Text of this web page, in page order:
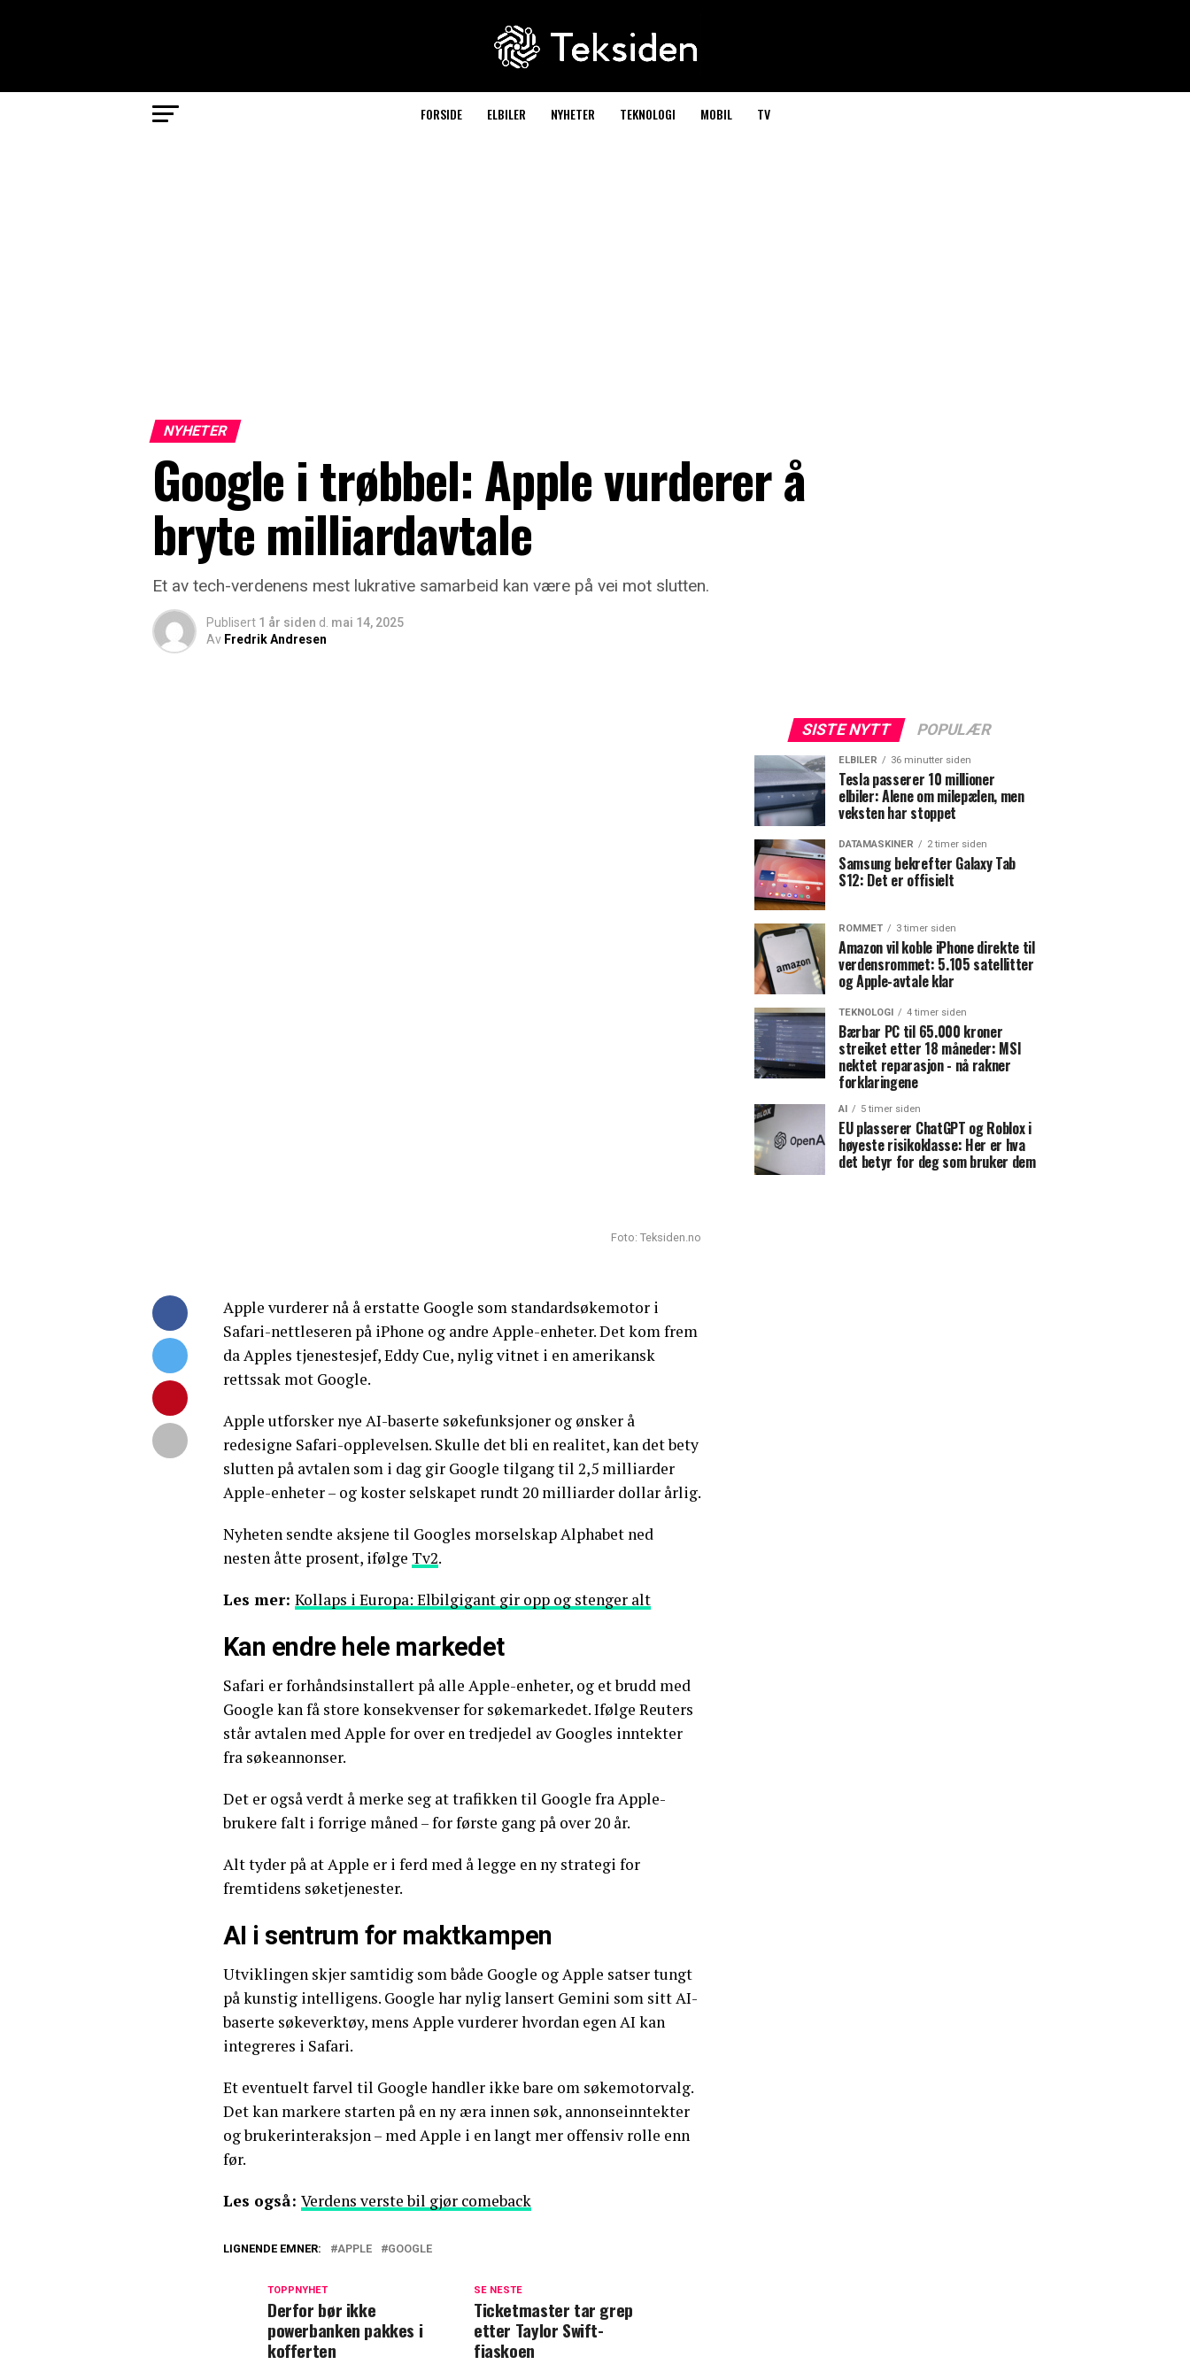
FORSIDE ELBILER NYHETER TEKNOLOGI MOBIL TV
NYHETER
Google i trøbbel: Apple vurderer å
bryte milliardavtale
Et av tech-verdenens mest lukrative samarbeid kan være på vei mot slutten.
Publisert 1 år siden d. mai 14, 2025
Av Fredrik Andresen
Foto: Teksiden.no
Apple vurderer nå å erstatte Google som standardsøkemotor i
Safari-nettleseren på iPhone og andre Apple-enheter. Det kom frem
da Apples tjenestesjef, Eddy Cue, nylig vitnet i en amerikansk
rettssak mot Google.
Apple utforsker nye AI-baserte søkefunksjoner og ønsker å
redesigne Safari-opplevelsen. Skulle det bli en realitet, kan det bety
slutten på avtalen som i dag gir Google tilgang til 2,5 milliarder
Apple-enheter – og koster selskapet rundt 20 milliarder dollar årlig.
Nyheten sendte aksjene til Googles morselskap Alphabet ned
nesten åtte prosent, ifølge Tv2.
Les mer: Kollaps i Europa: Elbilgigant gir opp og stenger alt
Kan endre hele markedet
Safari er forhåndsinstallert på alle Apple-enheter, og et brudd med
Google kan få store konsekvenser for søkemarkedet. Ifølge Reuters
står avtalen med Apple for over en tredjedel av Googles inntekter
fra søkeannonser.
Det er også verdt å merke seg at trafikken til Google fra Apple-
brukere falt i forrige måned – for første gang på over 20 år.
Alt tyder på at Apple er i ferd med å legge en ny strategi for
fremtidens søketjenester.
AI i sentrum for maktkampen
Utviklingen skjer samtidig som både Google og Apple satser tungt
på kunstig intelligens. Google har nylig lansert Gemini som sitt AI-
baserte søkeverktøy, mens Apple vurderer hvordan egen AI kan
integreres i Safari.
Et eventuelt farvel til Google handler ikke bare om søkemotorvalg.
Det kan markere starten på en ny æra innen søk, annonseinntekter
og brukerinteraksjon – med Apple i en langt mer offensiv rolle enn
før.
Les også: Verdens verste bil gjør comeback
LIGNENDE EMNER: APPLE GOOGLE
SE NESTE
Ticketmaster tar grep
etter Taylor Swift-
fiaskoen
TOPPNYHET
Derfor bør ikke
powerbanken pakkes i
kofferten
SISTE NYTT POPULÆR
ELBILER 36 minutter siden
Tesla passerer 10 millioner
elbiler: Alene om milepælen, men
veksten har stoppet
DATAMASKINER 2 timer siden
Samsung bekrefter Galaxy Tab
S12: Det er offisielt
ROMMET 3 timer siden
Amazon vil koble iPhone direkte til
verdensrommet: 5.105 satellitter
og Apple-avtale klar
TEKNOLOGI 4 timer siden
Bærbar PC til 65.000 kroner
streiket etter 18 måneder: MSI
nektet reparasjon - nå rakner
forklaringene
AI 5 timer siden
EU plasserer ChatGPT og Roblox i
høyeste risikoklasse: Her er hva
det betyr for deg som bruker dem